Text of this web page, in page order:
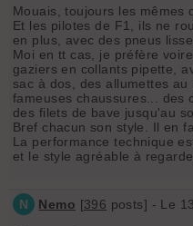
Mouais, toujours les mêmes
Et les pilotes de F1, ils ne
en plus, avec des pneus
Moi en tt cas, je préfère
gaziers en collants pipette,
sac à dos, des allumettes
fameuses chaussures... des
des filets de bave jusqu'au
Bref chacun son style. Il en
La performance technique
et le style agréable à
N Nemo [396 posts] - Le